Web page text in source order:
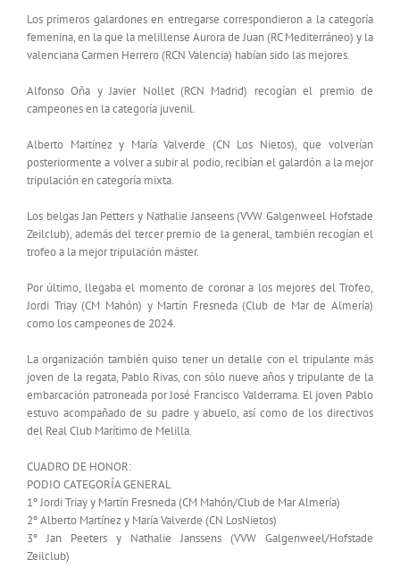
Los primeros galardones en entregarse correspondieron a la categoría
femenina, en la que la melillense Aurora de Juan (RC Mediterráneo) y la
valenciana Carmen Herrero (RCN Valencia) habían sido las mejores.
Alfonso Oña y Javier Nollet (RCN Madrid) recogían el premio de
campeones en la categoría juvenil.
Alberto Martínez y María Valverde (CN Los Nietos), que volverían
posteriormente a volver a subir al podio, recibían el galardón a la mejor
tripulación en categoría mixta.
Los belgas Jan Petters y Nathalie Janseens (VVW Galgenweel Hofstade
Zeilclub), además del tercer premio de la general, también recogían el
trofeo a la mejor tripulación máster.
Por último, llegaba el momento de coronar a los mejores del Trofeo,
Jordi Triay (CM Mahón) y Martín Fresneda (Club de Mar de Almería)
como los campeones de 2024.
La organización también quiso tener un detalle con el tripulante más
joven de la regata, Pablo Rivas, con sólo nueve años y tripulante de la
embarcación patroneada por José Francisco Valderrama. El joven Pablo
estuvo acompañado de su padre y abuelo, así como de los directivos
del Real Club Marítimo de Melilla.
CUADRO DE HONOR:
PODIO CATEGORÍA GENERAL
1º Jordi Triay y Martín Fresneda (CM Mahón/Club de Mar Almería)
2º Alberto Martínez y María Valverde (CN LosNietos)
3º Jan Peeters y Nathalie Janssens (VVW Galgenweel/Hofstade
Zeilclub)